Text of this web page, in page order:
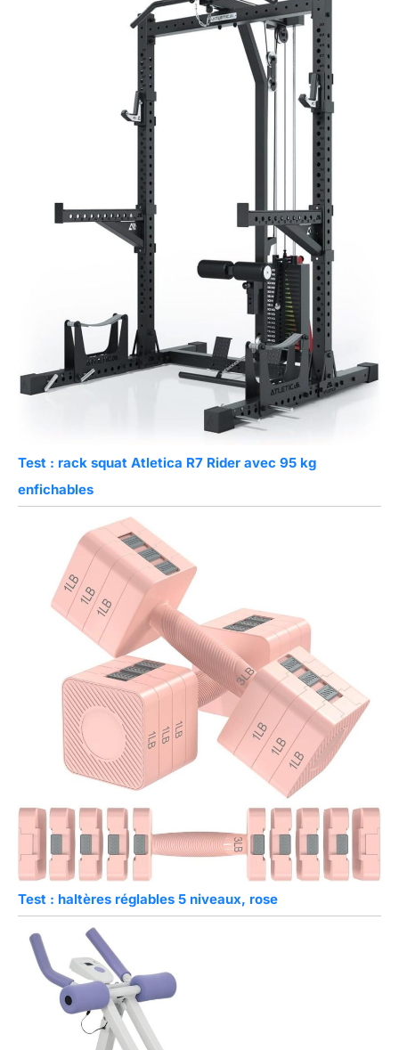
Test : rack squat Atletica R7 Rider avec 95 kg
enfichables
Test : haltères réglables 5 niveaux, rose